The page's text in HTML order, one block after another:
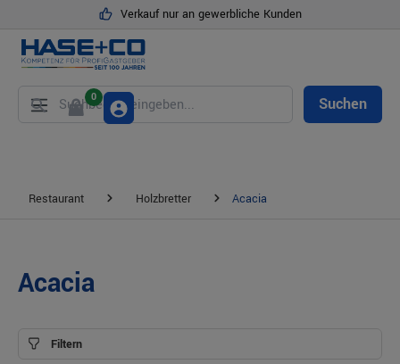
Verkauf nur an gewerbliche Kunden
Suchen
0
Restaurant Holzbretter Acacia
Acacia
Filtern